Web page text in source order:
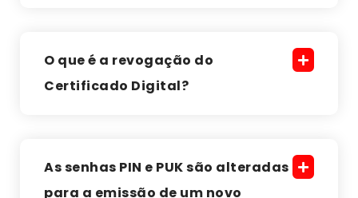
O que é a revogação do
Certificado Digital?
As senhas PIN e PUK são alteradas
para a emissão de um novo